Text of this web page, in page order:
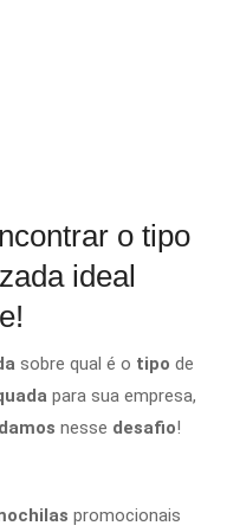
o tipo
ideal
sobre qual é o tipo de
para sua empresa,
nesse desafio!
promocionais